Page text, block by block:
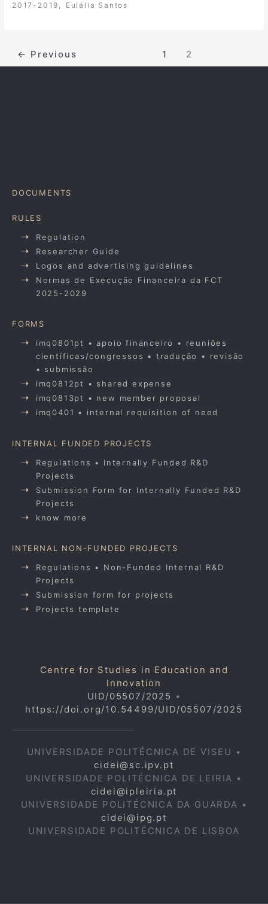
2017-2019 Eulália Santos
← Previous 1 2
DOCUMENTS
RULES
Regulation
Researcher Guide
Logos and advertising guidelines
Normas de Execução Financeira da FCT
2025-2029
FORMS
imq0801pt • apoio financeiro • reuniões
científicas/congressos • tradução • revisão
• submissão
imq0812pt • shared expense
imq0813pt • new member proposal
imq0401 • internal requisition of need
INTERNAL FUNDED PROJECTS
Regulations • Internally Funded R&D
Projects
Submission Form for Internally Funded R&D
Projects
know more
INTERNAL NON-FUNDED PROJECTS
Regulations • Non-Funded Internal R&D
Projects
Submission form for projects
Projects template
Centre for Studies in Education and
Innovation
UID/05507/2025 •
https://doi.org/10.54499/UID/05507/2025
UNIVERSIDADE POLITÉCNICA DE VISEU •
cidei@sc.ipv.pt
UNIVERSIDADE POLITÉCNICA DE LEIRIA •
cidei@ipleiria.pt
UNIVERSIDADE POLITÉCNICA DA GUARDA •
cidei@ipg.pt
UNIVERSIDADE POLITÉCNICA DE LISBOA